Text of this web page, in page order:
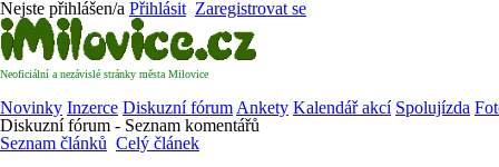
Nejste přihlášen/a Přihlásit Zaregistrovat se
Neoficiální a nezávislé stránky města Milovice
Novinky Inzerce Diskuzní fórum Ankety Kalendář akcí Spolujízda
Diskuzní fórum - Seznam komentářů
Seznam článků Celý článek